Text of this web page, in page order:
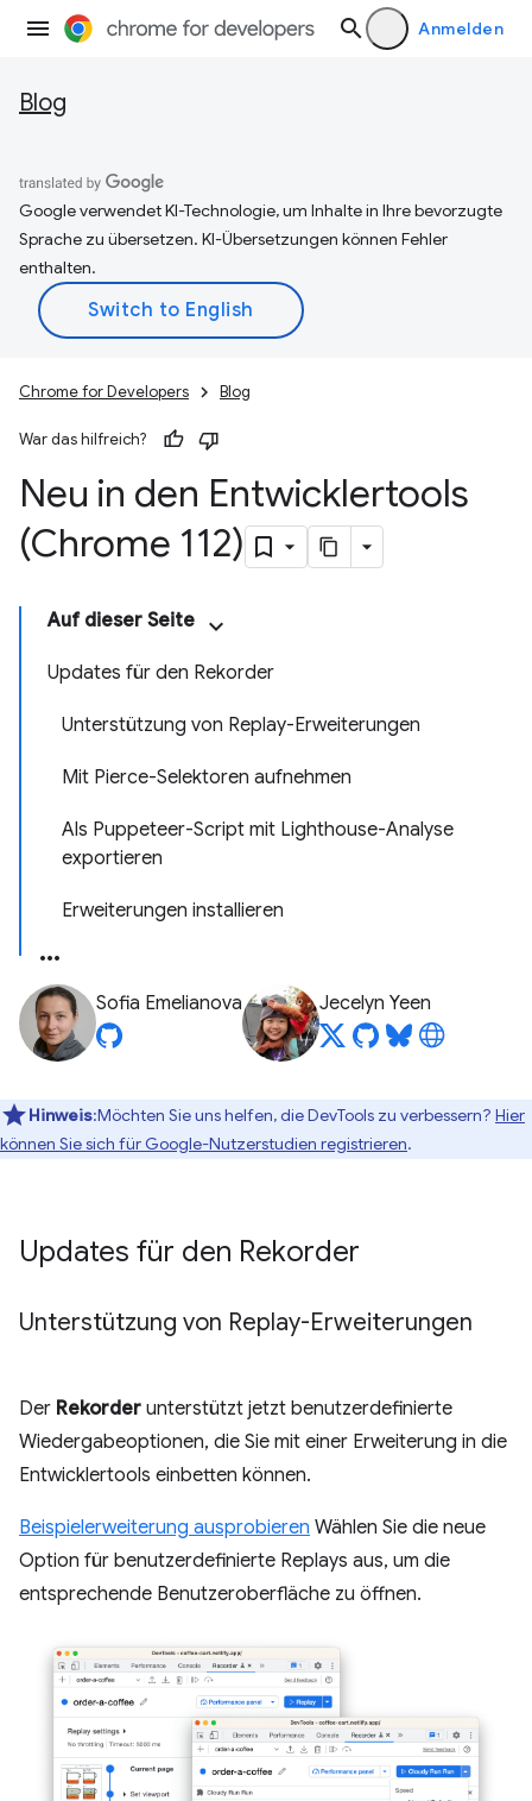
Anmelden
Blog
Google verwendet KI-Technologie, um Inhalte in Ihre bevorzugte
Sprache zu übersetzen. KI-Übersetzungen können Fehler
enthalten.
Chrome for Developers Blog
War das hilfreich?
Neu in den Entwicklertools
(Chrome 112)
Auf dieser Seite
Updates für den Rekorder
Unterstützung von Replay-Erweiterungen
Mit Pierce-Selektoren aufnehmen
Als Puppeteer-Script mit Lighthouse-Analyse
exportieren
Erweiterungen installieren
Sofia Emelianova Jecelyn Yeen
Hinweis:Möchten Sie uns helfen, die DevTools zu verbessern? Hier
können Sie sich für Google-Nutzerstudien registrieren.
Updates für den Rekorder
Unterstützung von Replay-Erweiterungen
Der Rekorder unterstützt jetzt benutzerdefinierte
Wiedergabeoptionen, die Sie mit einer Erweiterung in die
Entwicklertools einbetten können.
Beispielerweiterung ausprobieren Wählen Sie die neue
Option für benutzerdefinierte Replays aus, um die
entsprechende Benutzeroberfläche zu öffnen.